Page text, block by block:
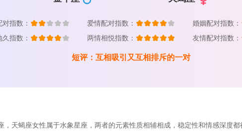
指数： 爱情配对指数：
婚姻配对指数：
指数：
两情相悦指数： 友情配对指数：
短评：互相吸引又互相排斥的一对
，天蝎座女性属于水象星座，两者的元素性质相辅相成，稳定性和情感深度都